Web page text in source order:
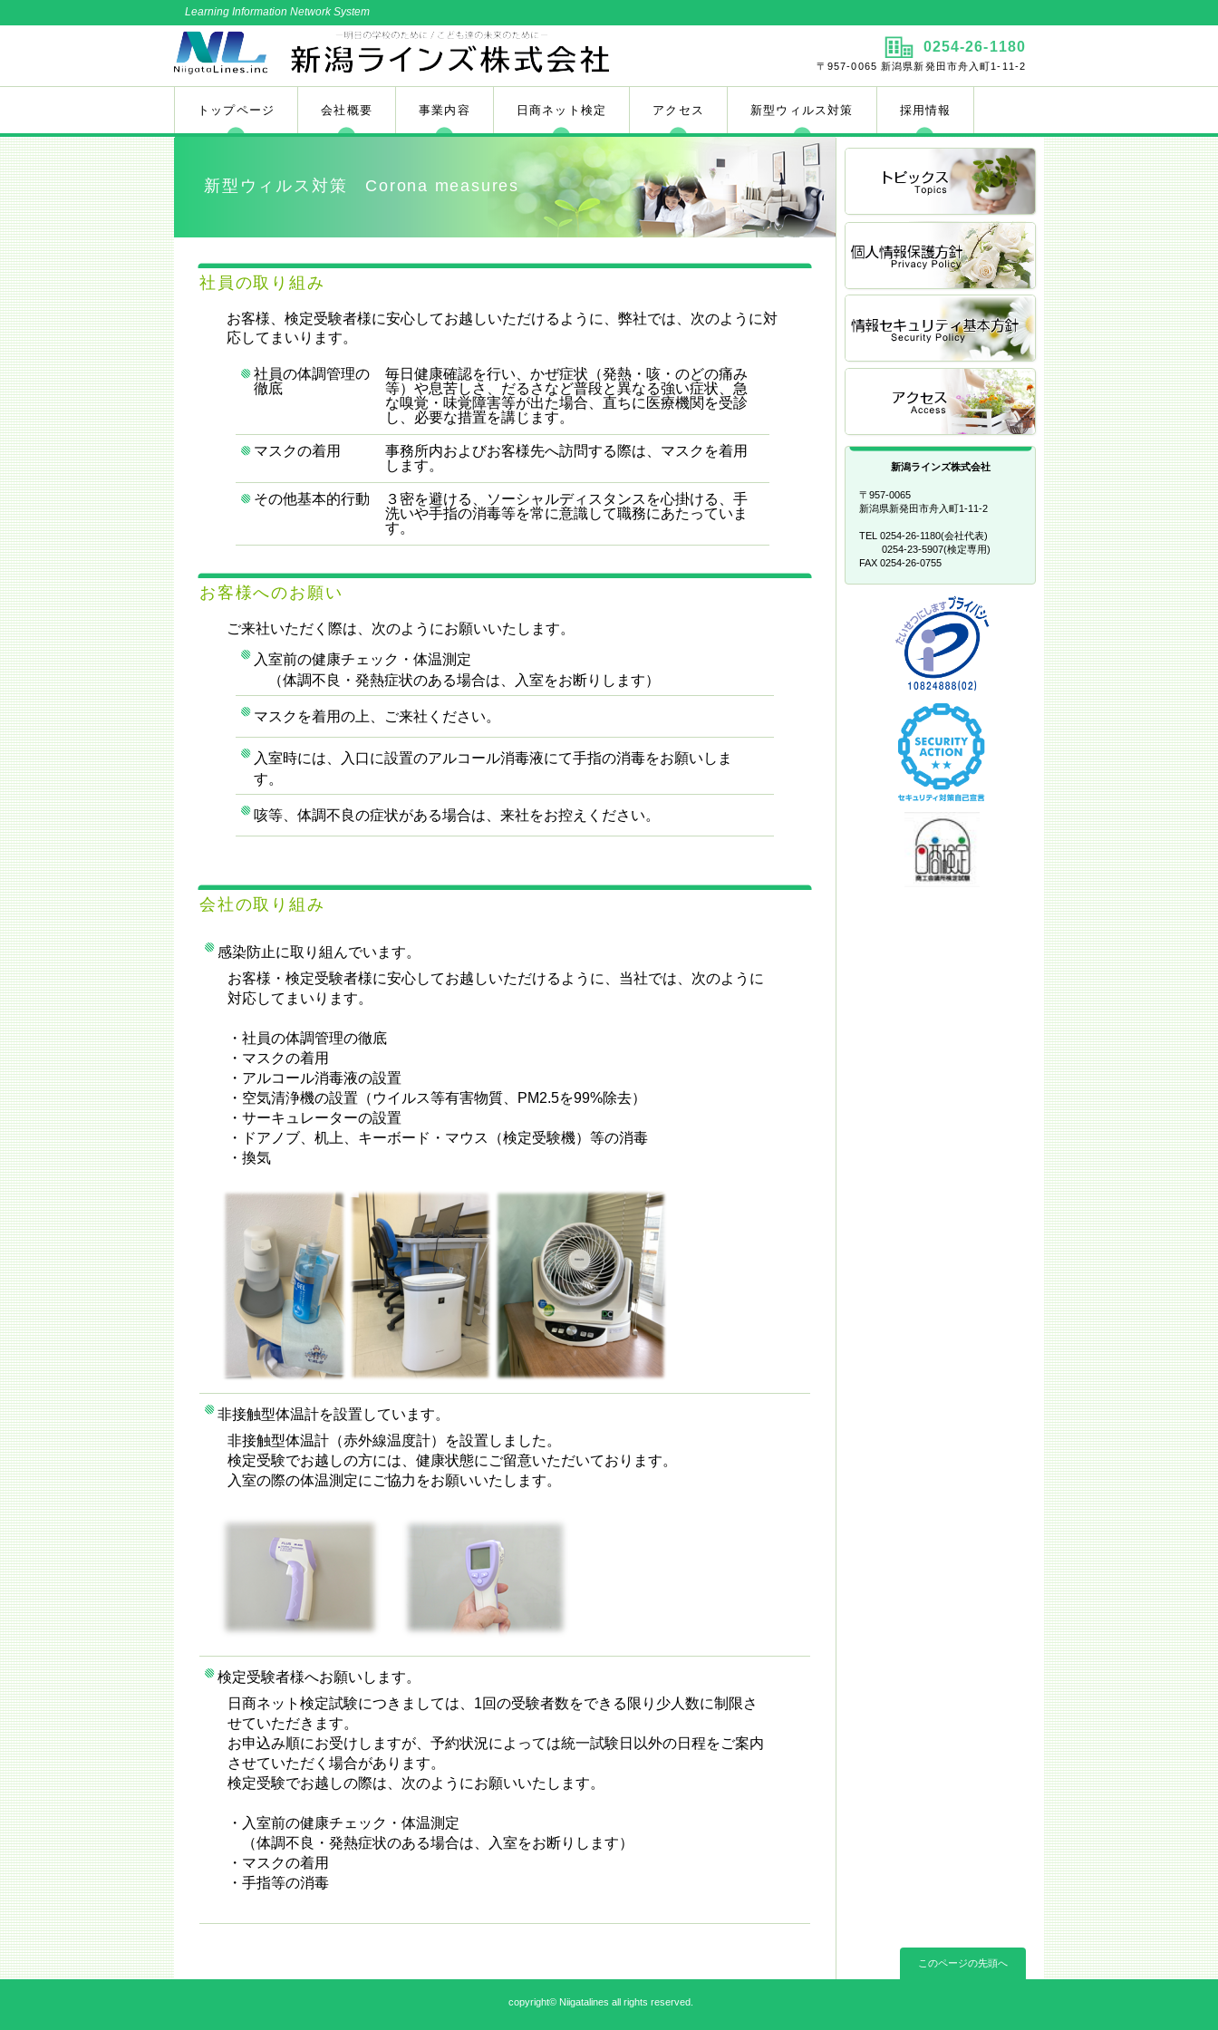
Learning Information Network System
0254-26-1180
〒957-0065 新潟県新発田市舟入町1-11-2
新型ウィルス対策 Corona measures
社員の取り組み
お客様、検定受験者様に安心してお越しいただけるように、弊社では、次のように対
応してまいります。
社員の体調管理の
徹底
毎日健康確認を行い、かぜ症状（発熱・咳・のどの痛み
等）や息苦しさ、だるさなど普段と異なる強い症状、急
な嗅覚・味覚障害等が出た場合、直ちに医療機関を受診
し、必要な措置を講じます。
マスクの着用
事務所内およびお客様先へ訪問する際は、マスクを着用
します。
その他基本的行動
３密を避ける、ソーシャルディスタンスを心掛ける、手
洗いや手指の消毒等を常に意識して職務にあたっていま
す。
お客様へのお願い
ご来社いただく際は、次のようにお願いいたします。
入室前の健康チェック・体温測定
（体調不良・発熱症状のある場合は、入室をお断りします）
マスクを着用の上、ご来社ください。
入室時には、入口に設置のアルコール消毒液にて手指の消毒をお願いしま
す。
咳等、体調不良の症状がある場合は、来社をお控えください。
会社の取り組み
感染防止に取り組んでいます。
お客様・検定受験者様に安心してお越しいただけるように、当社では、次のように
対応してまいります。
・社員の体調管理の徹底
・マスクの着用
・アルコール消毒液の設置
・空気清浄機の設置（ウイルス等有害物質、PM2.5を99%除去）
・サーキュレーターの設置
・ドアノブ、机上、キーボード・マウス（検定受験機）等の消毒
・換気
非接触型体温計を設置しています。
非接触型体温計（赤外線温度計）を設置しました。
検定受験でお越しの方には、健康状態にご留意いただいております。
入室の際の体温測定にご協力をお願いいたします。
検定受験者様へお願いします。
日商ネット検定試験につきましては、1回の受験者数をできる限り少人数に制限さ
せていただきます。
お申込み順にお受けしますが、予約状況によっては統一試験日以外の日程をご案内
させていただく場合があります。
検定受験でお越しの際は、次のようにお願いいたします。
・入室前の健康チェック・体温測定
（体調不良・発熱症状のある場合は、入室をお断りします）
・マスクの着用
・手指等の消毒
このページの先頭へ
トップページ 会社概要 事業内容 日商ネット検定 アクセス 新型ウィルス対策 採用情報
新潟ラインズ株式会社
〒957-0065
新潟県新発田市舟入町1-11-2
TEL 0254-26-1180(会社代表)
0254-23-5907(検定専用)
FAX 0254-26-0755
copyright© Niigatalines all rights reserved.